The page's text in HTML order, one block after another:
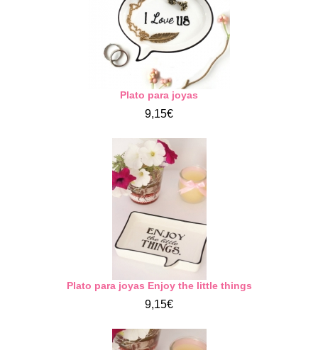
Plato para joyas
9,15€
Plato para joyas Enjoy the little things
9,15€